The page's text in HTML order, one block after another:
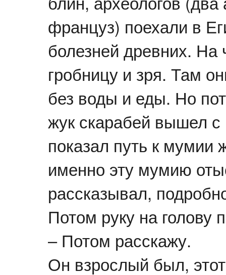
француз) поехали в
болезней древних. На
гробницу и зря. Там
без воды и еды. Но
жук скарабей вышел
показал путь к
именно эту мумию
рассказывал,
Потом руку на голову
– Потом расскажу.
Он взрослый был,